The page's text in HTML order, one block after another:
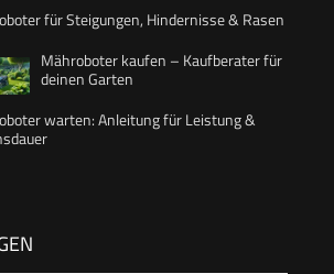
für Steigungen, Hindernisse & Rasen
Mähroboter kaufen – Kaufberater für
deinen Garten
warten: Anleitung für Leistung &